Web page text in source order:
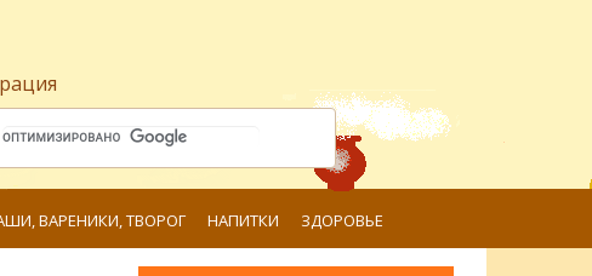
ВАРЕНИКИ, ТВОРОГ НАПИТКИ ЗДОРОВЬЕ